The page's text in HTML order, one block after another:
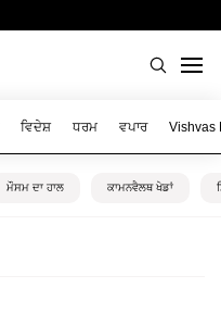
ਵਿਦੇਸ਼ ਧਰਮ ਵਪਾਰ Vishvas
ਮੌਸਮ ਦਾ ਹਾਲ ਕਾਮਨਵੈਲਥ ਖੇਡਾਂ